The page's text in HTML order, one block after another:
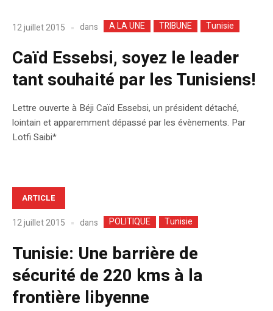
12 juillet 2015 dans A LA UNE TRIBUNE Tunisie
Caïd Essebsi, soyez le leader
tant souhaité par les Tunisiens!
Lettre ouverte à Béji Caïd Essebsi, un président détaché,
lointain et apparemment dépassé par les évènements. Par
Lotfi Saibi*
ARTICLE
12 juillet 2015 dans POLITIQUE Tunisie
Tunisie: Une barrière de
sécurité de 220 kms à la
frontière libyenne